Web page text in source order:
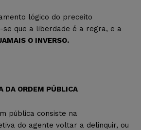
lógico do preceito
se que a liberdade é a regra, e a
O INVERSO.
DA ORDEM PÚBLICA
pública consiste na
do agente voltar a delinquir, ou